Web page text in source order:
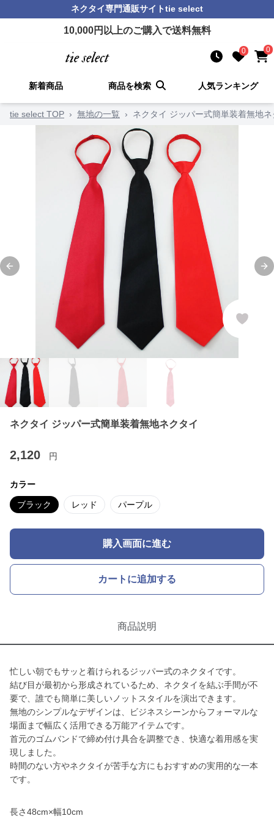
ネクタイ専門通販サイトtie select
10,000円以上のご購入で送料無料
0 0
新着商品 商品を検索 人気ランキング
tie select TOP › 無地の一覧 › ネクタイ ジッパー式簡単装着無地
Previous slide
ネクタイ ジッパー式簡単装着無地ネクタイ
2,120 円
カラー
ブラック レッド パープル
購入画面に進む
カートに追加する
商品説明
忙しい朝でもサッと着けられるジッパー式のネクタイです。
結び目が最初から形成されているため、ネクタイを結ぶ手間が不
要で、誰でも簡単に美しいノットスタイルを演出できます。
無地のシンプルなデザインは、ビジネスシーンからフォーマルな
場面まで幅広く活用できる万能アイテムです。
首元のゴムバンドで締め付け具合を調整でき、快適な着用感を実
現しました。
時間のない方やネクタイが苦手な方にもおすすめの実用的な一本
です。
長さ48cm×幅10cm